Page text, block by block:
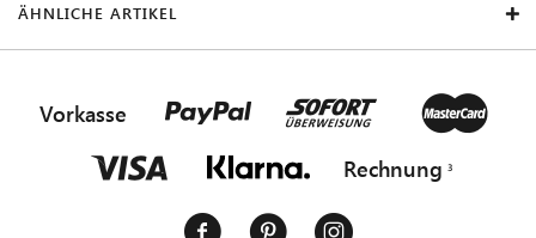
ÄHNLICHE ARTIKEL
Vorkasse
Rechnung